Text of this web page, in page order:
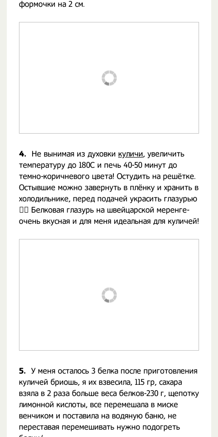
формочки на 2 см.
4. Не вынимая из духовки куличи, увеличить
температуру до 180С и печь 40-50 минут до
темно-коричневого цвета! Остудить на решётке.
Остывшие можно завернуть в плёнку и хранить в
холодильнике, перед подачей украсить глазурью
👍🏻 Белковая глазурь на швейцарской меренге-
очень вкусная и для меня идеальная для куличей!
5. У меня осталось 3 белка после приготовления
куличей бриошь, я их взвесила, 115 гр, сахара
взяла в 2 раза больше веса белков-230 г, щепотку
лимонной кислоты, все перемешала в миске
венчиком и поставила на водяную баню, не
переставая перемешивать нужно подогреть